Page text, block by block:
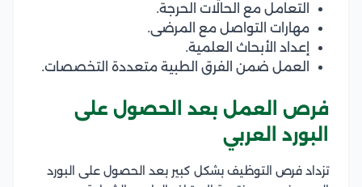
التعامل مع الحالات الحرجة.
مهارات التواصل مع المرضى.
إعداد الأبحاث العلمية.
العمل ضمن الفرق الطبية متعددة التخصصات.
فرص العمل بعد الحصول على
البورد العربي
تزداد فرص التوظيف بشكل كبير بعد الحصول على البورد